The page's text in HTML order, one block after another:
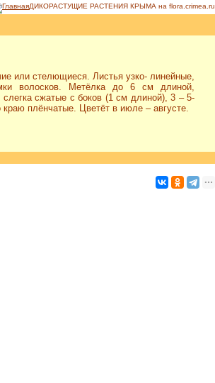
ДИКОРАСТУЩИЕ РАСТЕНИЯ КРЫМА на flora.crimea.ru
или стелющиеся. Листья узко- линейные,
волосков. Метёлка до 6 см длиной,
слегка сжатые с боков (1 см длиной), 3 – 5-
плёнчатые. Цветёт в июле – августе.